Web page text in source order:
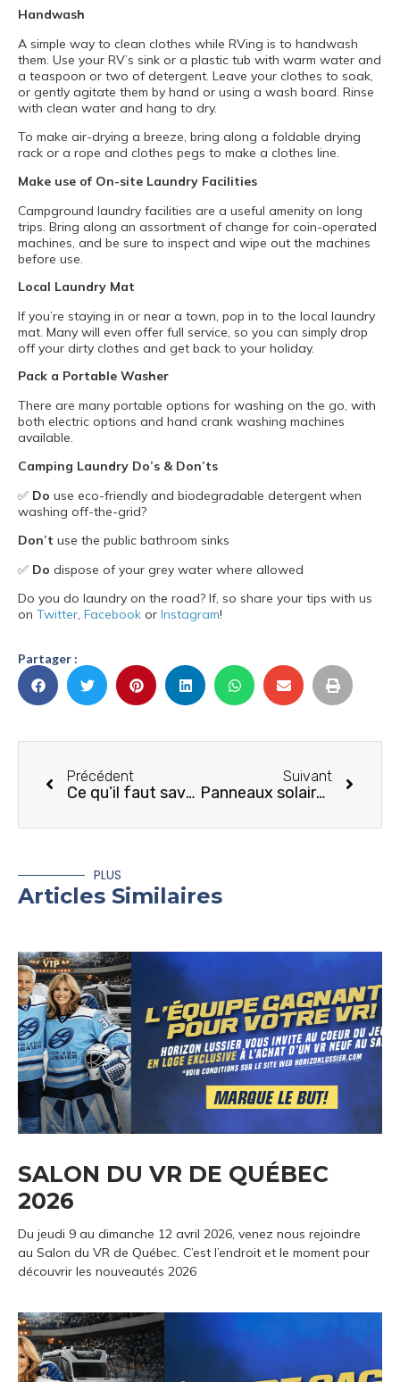
Handwash
A simple way to clean clothes while RVing is to handwash
them. Use your RV’s sink or a plastic tub with warm water and
a teaspoon or two of detergent. Leave your clothes to soak,
or gently agitate them by hand or using a wash board. Rinse
with clean water and hang to dry.
To make air-drying a breeze, bring along a foldable drying
rack or a rope and clothes pegs to make a clothes line.
Make use of On-site Laundry Facilities
Campground laundry facilities are a useful amenity on long
trips. Bring along an assortment of change for coin-operated
machines, and be sure to inspect and wipe out the machines
before use.
Local Laundry Mat
If you’re staying in or near a town, pop in to the local laundry
mat. Many will even offer full service, so you can simply drop
off your dirty clothes and get back to your holiday.
Pack a Portable Washer
There are many portable options for washing on the go, with
both electric options and hand crank washing machines
available.
Camping Laundry Do’s & Don’ts
✅ Do use eco-friendly and biodegradable detergent when
washing off-the-grid?
Don’t use the public bathroom sinks
✅ Do dispose of your grey water where allowed
Do you do laundry on the road? If, so share your tips with us
on Twitter, Facebook or Instagram!
Partager :
Précédent
Ce qu’il faut savoir avant de faire son premier voyage en VR
Suivant
Panneaux solaires: leur entretien
PLUS
Articles Similaires
SALON DU VR DE QUÉBEC
2026
Du jeudi 9 au dimanche 12 avril 2026, venez nous rejoindre
au Salon du VR de Québec. C’est l’endroit et le moment pour
découvrir les nouveautés 2026